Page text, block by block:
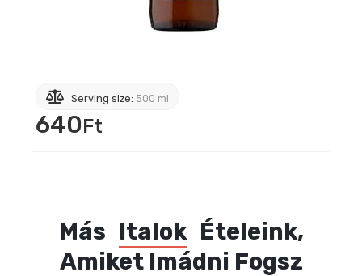
Serving size: 500 ml
640Ft
Más Italok Ételeink,
Amiket Imádni Fogsz